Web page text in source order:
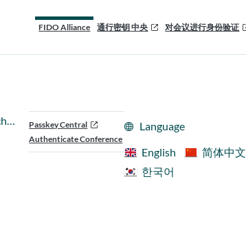
FIDO Alliance 通行密钥 中央 对会议进行身份验证
Passkey Central
Authenticate Conference
Language
English
简体中文
한국어